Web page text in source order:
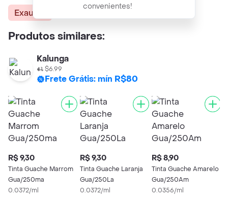
convenientes!
Exausta
Produtos similares:
Kalunga
$6.99
Frete Grátis: mín R$80
R$ 9,30
Tinta Guache Marrom
Gua/250ma
0.0372/ml
R$ 9,30
Tinta Guache Laranja
Gua/250La
0.0372/ml
R$ 8,90
Tinta Guache Amarelo
Gua/250Am
0.0356/ml